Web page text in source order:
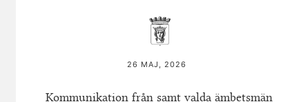
26 MAJ, 2026
Kommunikation från samt valda ämbetsmän